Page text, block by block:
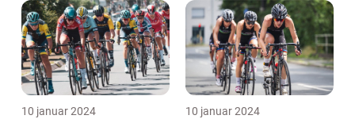
10 januar 2024 10 januar 2024